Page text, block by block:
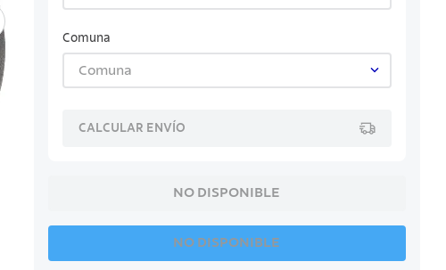
Comuna
Comuna
CALCULAR ENVÍO
NO DISPONIBLE
NO DISPONIBLE